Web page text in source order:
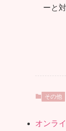
ーと
その他
オンラ